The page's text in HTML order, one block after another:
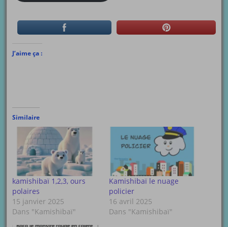
J’aime ça :
Similaire
kamishibaï 1,2,3, ours
polaires
15 janvier 2025
Dans "Kamishibaï"
Kamishibaï le nuage
policier
16 avril 2025
Dans "Kamishibaï"